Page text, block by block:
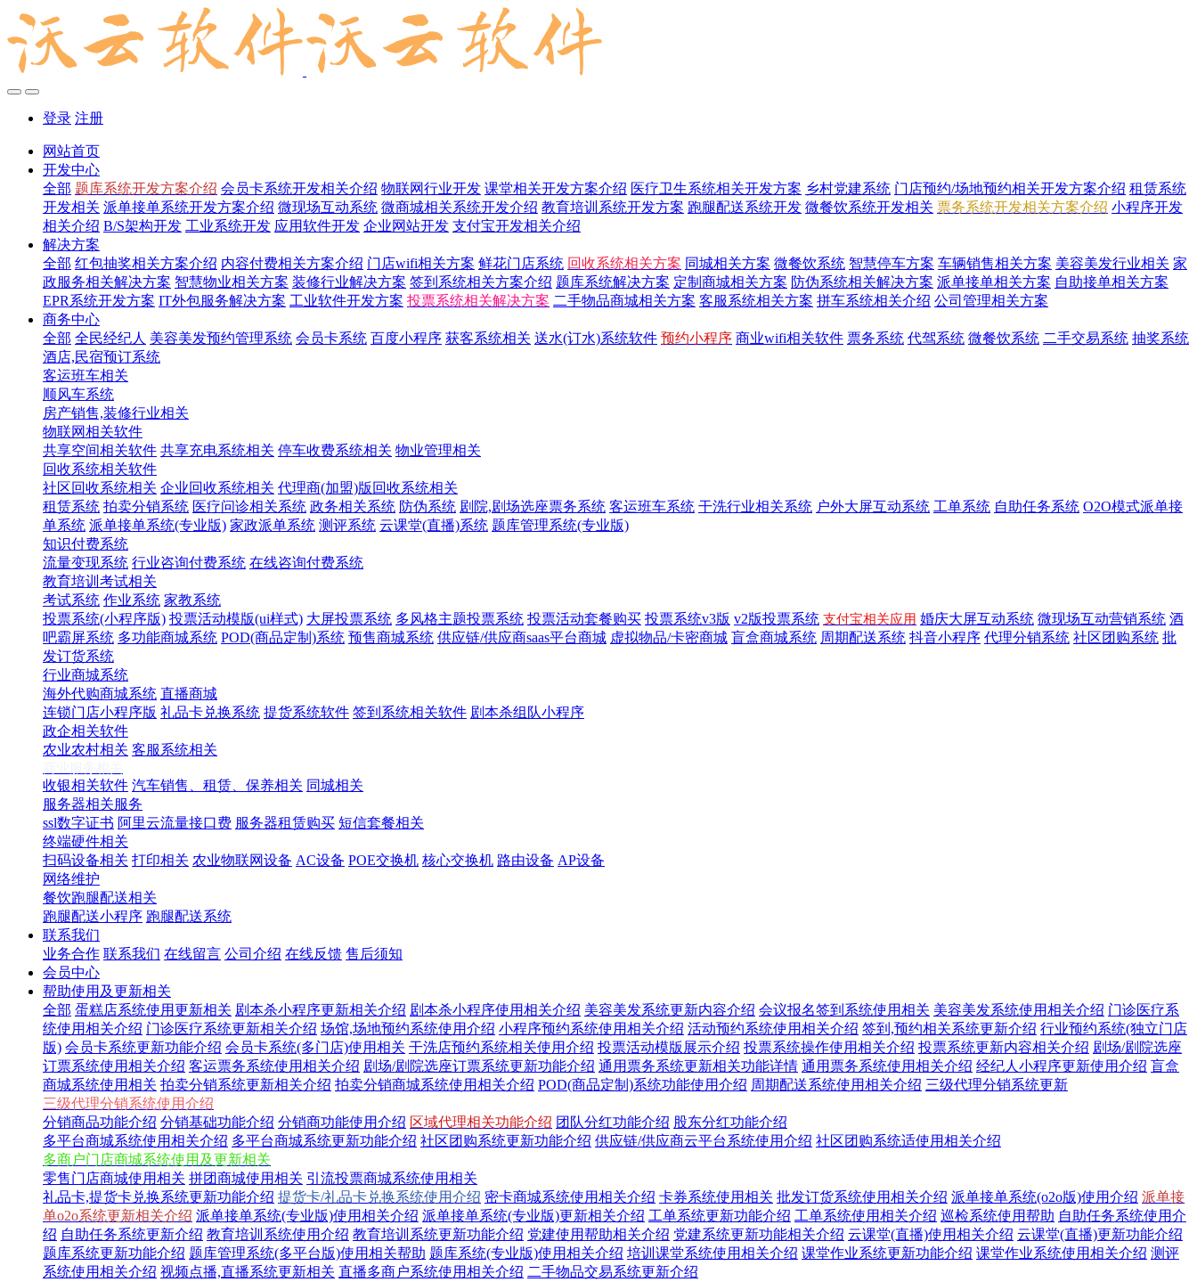
登录 注册
网站首页
开发中心
全部 题库系统开发方案介绍 会员卡系统开发相关介绍 物联网行业开发 课堂相关开发方案介绍 医疗卫生系统相关开发方案 乡村党建系统 门店预约/场地预约相关开发方案介绍 租赁系统
开发相关 派单接单系统开发方案介绍 微现场互动系统 微商城相关系统开发介绍 教育培训系统开发方案 跑腿配送系统开发 微餐饮系统开发相关 票务系统开发相关方案介绍 小程序开发
相关介绍 B/S架构开发 工业系统开发 应用软件开发 企业网站开发 支付宝开发相关介绍
解决方案
全部 红包抽奖相关方案介绍 内容付费相关方案介绍 门店wifi相关方案 鲜花门店系统 回收系统相关方案 同城相关方案 微餐饮系统 智慧停车方案 车辆销售相关方案 美容美发行业相关 家
政服务相关解决方案 智慧物业相关方案 装修行业解决方案 签到系统相关方案介绍 题库系统解决方案 定制商城相关方案 防伪系统相关解决方案 派单接单相关方案 自助接单相关方案
EPR系统开发方案 IT外包服务解决方案 工业软件开发方案 投票系统相关解决方案 二手物品商城相关方案 客服系统相关方案 拼车系统相关介绍 公司管理相关方案
商务中心
全部 全民经纪人 美容美发预约管理系统 会员卡系统 百度小程序 获客系统相关 送水(订水)系统软件 预约小程序 商业wifi相关软件 票务系统 代驾系统 微餐饮系统 二手交易系统 抽奖系统
酒店,民宿预订系统
客运班车相关
顺风车系统
房产销售,装修行业相关
物联网相关软件
共享空间相关软件 共享充电系统相关 停车收费系统相关 物业管理相关
回收系统相关软件
社区回收系统相关 企业回收系统相关 代理商(加盟)版回收系统相关
租赁系统 拍卖分销系统 医疗问诊相关系统 政务相关系统 防伪系统 剧院,剧场选座票务系统 客运班车系统 干洗行业相关系统 户外大屏互动系统 工单系统 自助任务系统 O2O模式派单接
单系统 派单接单系统(专业版) 家政派单系统 测评系统 云课堂(直播)系统 题库管理系统(专业版)
知识付费系统
流量变现系统 行业咨询付费系统 在线咨询付费系统
教育培训考试相关
考试系统 作业系统 家教系统
投票系统(小程序版) 投票活动模版(ui样式) 大屏投票系统 多风格主题投票系统 投票活动套餐购买 投票系统v3版 v2版投票系统 支付宝相关应用 婚庆大屏互动系统 微现场互动营销系统 酒
吧霸屏系统 多功能商城系统 POD(商品定制)系统 预售商城系统 供应链/供应商saas平台商城 虚拟物品/卡密商城 盲盒商城系统 周期配送系统 抖音小程序 代理分销系统 社区团购系统 批
发订货系统
行业商城系统
海外代购商城系统 直播商城
连锁门店小程序版 礼品卡兑换系统 提货系统软件 签到系统相关软件 剧本杀组队小程序
政企相关软件
农业农村相关 客服系统相关
收银相关软件 汽车销售、租赁、保养相关 同城相关
服务器相关服务
ssl数字证书 阿里云流量接口费 服务器租赁购买 短信套餐相关
终端硬件相关
扫码设备相关 打印相关 农业物联网设备 AC设备 POE交换机 核心交换机 路由设备 AP设备
网络维护
餐饮跑腿配送相关
跑腿配送小程序 跑腿配送系统
联系我们
业务合作 联系我们 在线留言 公司介绍 在线反馈 售后须知
会员中心
帮助使用及更新相关
全部 蛋糕店系统使用更新相关 剧本杀小程序更新相关介绍 剧本杀小程序使用相关介绍 美容美发系统更新内容介绍 会议报名签到系统使用相关 美容美发系统使用相关介绍 门诊医疗系
统使用相关介绍 门诊医疗系统更新相关介绍 场馆,场地预约系统使用介绍 小程序预约系统使用相关介绍 活动预约系统使用相关介绍 签到,预约相关系统更新介绍 行业预约系统(独立门店
版) 会员卡系统更新功能介绍 会员卡系统(多门店)使用相关 干洗店预约系统相关使用介绍 投票活动模版展示介绍 投票系统操作使用相关介绍 投票系统更新内容相关介绍 剧场/剧院选座
订票系统使用相关介绍 客运票务系统使用相关介绍 剧场/剧院选座订票系统更新功能介绍 通用票务系统更新相关功能详情 通用票务系统使用相关介绍 经纪人小程序更新使用介绍 盲盒
商城系统使用相关 拍卖分销系统更新相关介绍 拍卖分销商城系统使用相关介绍 POD(商品定制)系统功能使用介绍 周期配送系统使用相关介绍 三级代理分销系统更新
三级代理分销系统使用介绍
分销商品功能介绍 分销基础功能介绍 分销商功能使用介绍 区域代理相关功能介绍 团队分红功能介绍 股东分红功能介绍
多平台商城系统使用相关介绍 多平台商城系统更新功能介绍 社区团购系统更新功能介绍 供应链/供应商云平台系统使用介绍 社区团购系统适使用相关介绍
多商户门店商城系统使用及更新相关
零售门店商城使用相关 拼团商城使用相关 引流投票商城系统使用相关
礼品卡,提货卡兑换系统更新功能介绍 提货卡/礼品卡兑换系统使用介绍 密卡商城系统使用相关介绍 卡券系统使用相关 批发订货系统使用相关介绍 派单接单系统(o2o版)使用介绍 派单接
单o2o系统更新相关介绍 派单接单系统(专业版)使用相关介绍 派单接单系统(专业版)更新相关介绍 工单系统更新功能介绍 工单系统使用相关介绍 巡检系统使用帮助 自助任务系统使用介
绍 自助任务系统更新介绍 教育培训系统使用介绍 教育培训系统更新功能介绍 党建使用帮助相关介绍 党建系统更新功能相关介绍 云课堂(直播)使用相关介绍 云课堂(直播)更新功能介绍
题库系统更新功能介绍 题库管理系统(多平台版)使用相关帮助 题库系统(专业版)使用相关介绍 培训课堂系统使用相关介绍 课堂作业系统更新功能介绍 课堂作业系统使用相关介绍 测评
系统使用相关介绍 视频点播,直播系统更新相关 直播多商户系统使用相关介绍 二手物品交易系统更新介绍